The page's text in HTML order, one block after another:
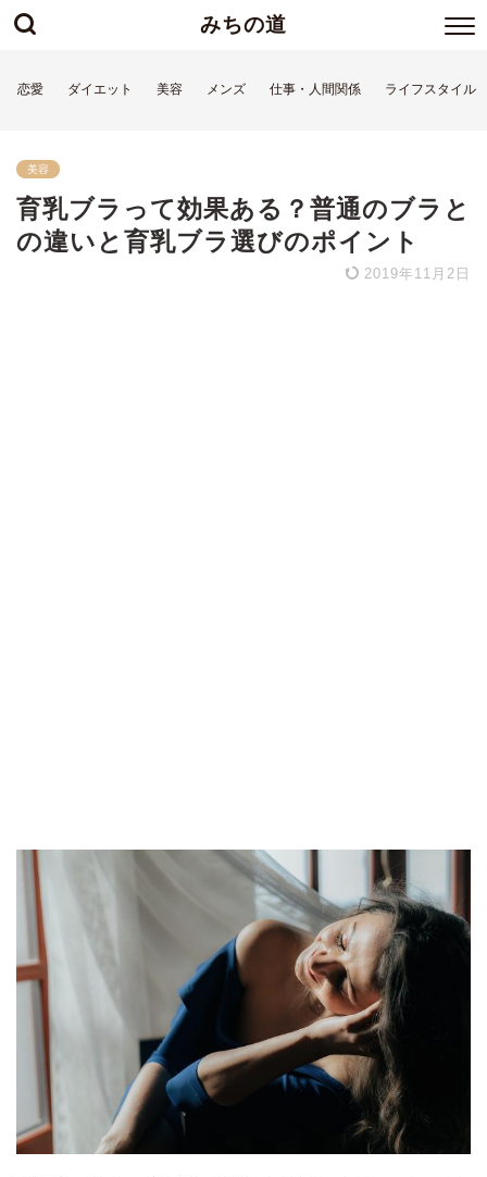
みちの道
恋愛 ダイエット 美容 メンズ 仕事・人間関係 ライフスタイル
美容
育乳ブラって効果ある？普通のブラと
の違いと育乳ブラ選びのポイント
2019年11月2日